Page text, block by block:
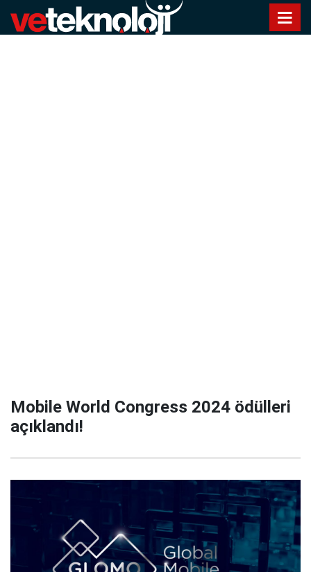
Mobile World Congress 2024 ödülleri
açıklandı!